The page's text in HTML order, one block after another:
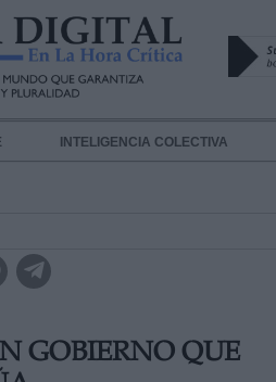
INTELIGENCIA COLECTIVA
GOBIERNO QUE